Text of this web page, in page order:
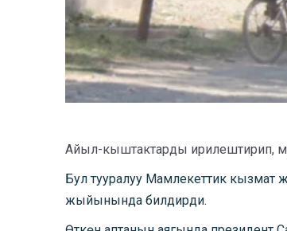
Айыл-кыштактарды ирилештирип,
Бул тууралуу Мамлекеттик кызмат
жыйынында билдирди.